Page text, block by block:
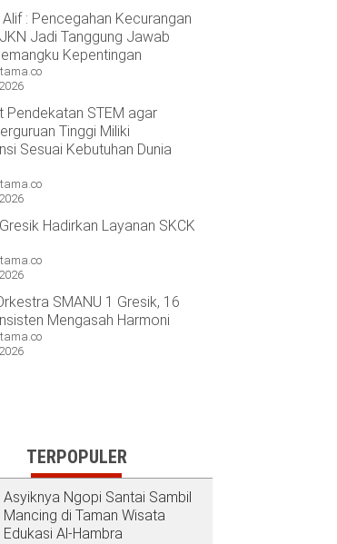
: Pencegahan Kecurangan
Jadi Tanggung Jawab
Kepentingan
Pendekatan STEM agar
Tinggi Miliki
Sesuai Kebutuhan Dunia
Hadirkan Layanan SKCK
SMANU 1 Gresik, 16
Mengasah Harmoni
TERPOPULER
Asyiknya Ngopi Santai Sambil
Mancing di Taman Wisata
Edukasi Al-Hambra